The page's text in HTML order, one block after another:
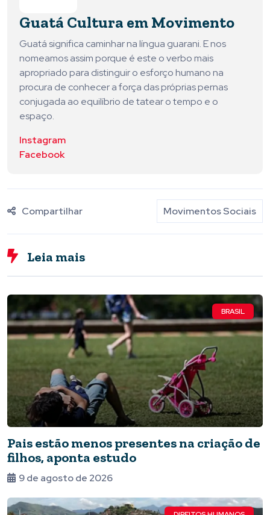
Guatá Cultura em Movimento
Guatá significa caminhar na língua guarani. E nos
nomeamos assim porque é este o verbo mais
apropriado para distinguir o esforço humano na
procura de conhecer a força das próprias pernas
conjugada ao equilíbrio de tatear o tempo e o
espaço.
Instagram
Facebook
Compartilhar Movimentos Sociais
Leia mais
BRASIL
Pais estão menos presentes na criação de
filhos, aponta estudo
9 de agosto de 2026